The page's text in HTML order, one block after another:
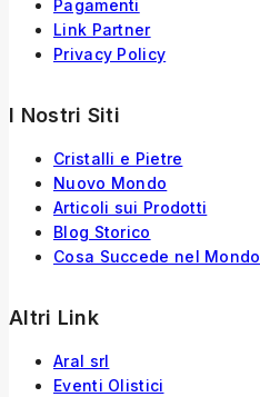
Pagamenti
Link Partner
Privacy Policy
I Nostri Siti
Cristalli e Pietre
Nuovo Mondo
Articoli sui Prodotti
Blog Storico
Cosa Succede nel Mondo
Altri Link
Aral srl
Eventi Olistici